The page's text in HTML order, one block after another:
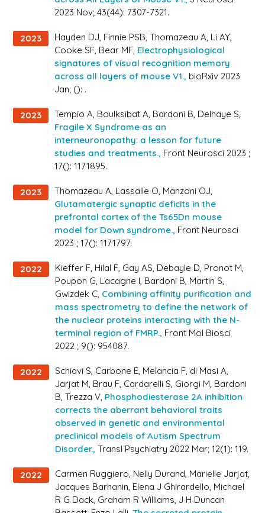
2023 Nov; 43(44): 7307-7321.
2023
Hayden DJ, Finnie PSB, Thomazeau A, Li AY,
Cooke SF, Bear MF, Electrophysiological
signatures of visual recognition memory
across all layers of mouse V1., bioRxiv 2023
Jan; (): .
2023
Tempio A, Boulksibat A, Bardoni B, Delhaye S,
Fragile X Syndrome as an
interneuronopathy: a lesson for future
studies and treatments., Front Neurosci 2023 ;
17(): 1171895.
2023
Thomazeau A, Lassalle O, Manzoni OJ,
Glutamatergic synaptic deficits in the
prefrontal cortex of the Ts65Dn mouse
model for Down syndrome., Front Neurosci
2023 ; 17(): 1171797.
2022
Kieffer F, Hilal F, Gay AS, Debayle D, Pronot M,
Poupon G, Lacagne I, Bardoni B, Martin S,
Gwizdek C, Combining affinity purification and
mass spectrometry to define the network of
the nuclear proteins interacting with the N-
terminal region of FMRP., Front Mol Biosci
2022 ; 9(): 954087.
2022
Schiavi S, Carbone E, Melancia F, di Masi A,
Jarjat M, Brau F, Cardarelli S, Giorgi M, Bardoni
B, Trezza V, Phosphodiesterase 2A inhibition
corrects the aberrant behavioral traits
observed in genetic and environmental
preclinical models of Autism Spectrum
Disorder., Transl Psychiatry 2022 Mar; 12(1): 119.
2022
Carmen Ruggiero, Nelly Durand, Marielle Jarjat,
Jacques Barhanin, Elena J Ghirardello, Michael
R G Dack, Graham R Williams, J H Duncan